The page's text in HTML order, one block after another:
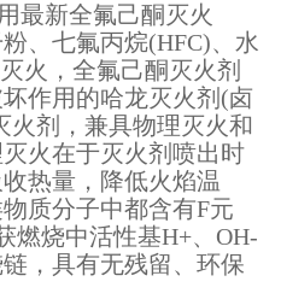
最新全氟己酮灭火
、七氟丙烷(HFC)、水
火，全氟己酮灭火剂
作用的哈龙灭火剂(卤
火剂，兼具物理灭火和
火在于灭火剂喷出时
热量，降低火焰温
质分子中都含有F元
燃烧中活性基H+、OH-
，具有无残留、环保